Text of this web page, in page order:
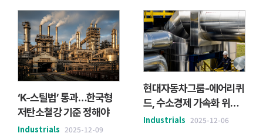
‘K-스틸법’ 통과…한국형
저탄소철강 기준 정해야
Industrials 2025-12-09
현대자동차그룹-에어리퀴
드, 수소경제 가속화 위한
글로벌 파트너십 체결
Industrials 2025-12-06